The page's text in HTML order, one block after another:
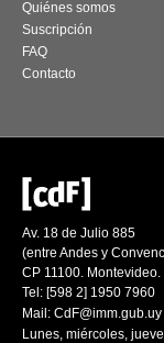
Quiénes somos
Suscripción
FAQ
Contacto
Av. 18 de Julio 885
(entre Andes y
CP 11100.
Tel: [598 2] 1950 7960
Mail: CdF@imm.gub.uy
Lunes, miércoles,